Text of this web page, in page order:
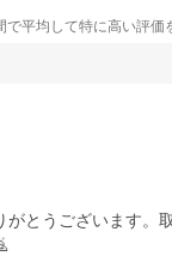
平均して特に高い評価
とうございます。